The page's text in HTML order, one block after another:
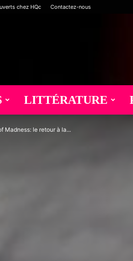
chez HQc Contactez-nous
LITTÉRATURE
Madness: le retour à la...